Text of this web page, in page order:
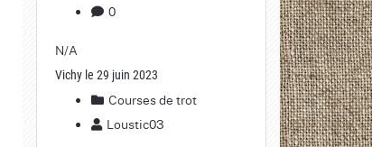
0
N/A
Vichy le 29 juin 2023
Courses de trot
Loustic03